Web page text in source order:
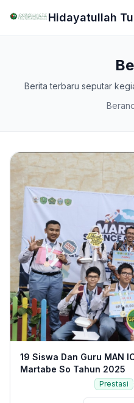
Lewati ke konten utama
Hidayatullah
Berita terbaru seputar
19 Siswa Dan Guru MAN
Martabe So Tahun 2025
Prestasi